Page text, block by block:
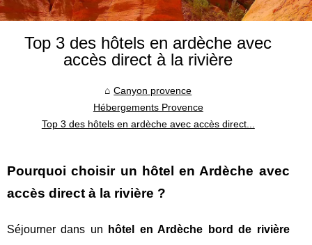
Top 3 des hôtels en ardèche avec
accès direct à la rivière
Canyon provence
Hébergements Provence
Top 3 des hôtels en ardèche avec accès direct...
Pourquoi choisir un hôtel en Ardèche avec
accès direct à la rivière ?
Séjourner dans un
hôtel en Ardèche bord de rivière